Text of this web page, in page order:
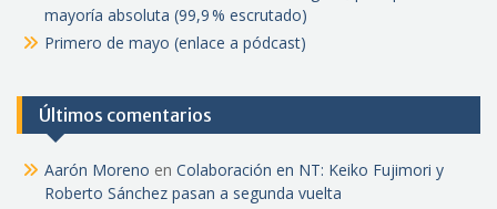
mayoría absoluta (99,9 % escrutado)
Primero de mayo (enlace a pódcast)
Últimos comentarios
Aarón Moreno en Colaboración en NT: Keiko Fujimori y
Roberto Sánchez pasan a segunda vuelta